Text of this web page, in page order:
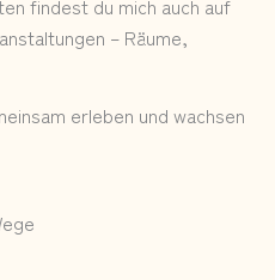
findest du mich auch auf
– Räume,
erleben und wachsen